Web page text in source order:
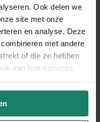
Ook delen we
site met onze
en analyse. Deze
met andere
of die ze hebben
van hun services.